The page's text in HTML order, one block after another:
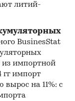
литий-
BusinesStat
из импортной
гг импорт
на 11%: с